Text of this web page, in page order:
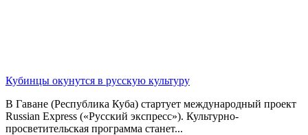
Кубинцы окунутся в русскую культуру
В Гаване (Республика Куба) стартует международный проект
Russian Express («Русский экспресс»). Культурно-
просветительская программа станет...